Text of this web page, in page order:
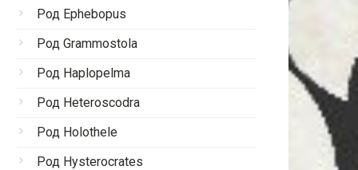
Род Ephebopus
Род Grammostola
Род Haplopelma
Род Heteroscodra
Род Holothele
Род Hysterocrates